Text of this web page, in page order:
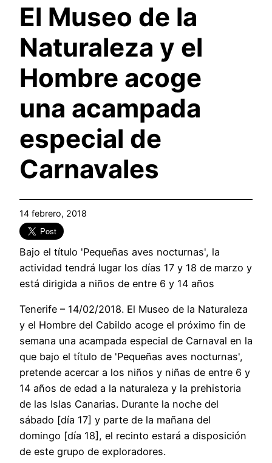
El Museo de la
Naturaleza y el
Hombre acoge
una acampada
especial de
Carnavales
14 febrero, 2018
Bajo el título 'Pequeñas aves nocturnas', la
actividad tendrá lugar los días 17 y 18 de marzo y
está dirigida a niños de entre 6 y 14 años
Tenerife – 14/02/2018. El Museo de la Naturaleza
y el Hombre del Cabildo acoge el próximo fin de
semana una acampada especial de Carnaval en la
que bajo el título de 'Pequeñas aves nocturnas',
pretende acercar a los niños y niñas de entre 6 y
14 años de edad a la naturaleza y la prehistoria
de las Islas Canarias. Durante la noche del
sábado [día 17] y parte de la mañana del
domingo [día 18], el recinto estará a disposición
de este grupo de exploradores.